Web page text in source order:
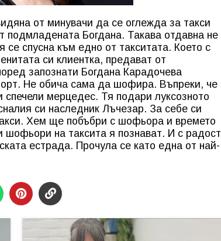
от минувачи да се оглежда за такси
подмладената Богдана. Такава отдавна не
се спусна към едно от такситата. Което с
си клиентка, предават от
запознати Богдана Карадочева
Не обича сама да шофира. Въпреки, че
мерцедес. Тя подари луксозното
си наследник Лъчезар. За себе си
Хем ще побъбри с шофьора и времето
на таксита я познават. И с радост
естрада. Прочула се като една от най-